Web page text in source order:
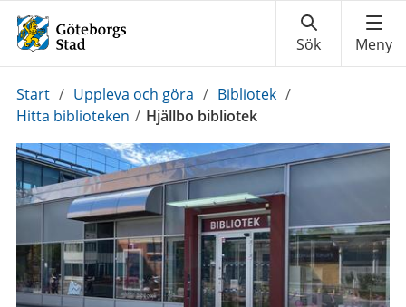
Du
är
Start / Uppleva och göra / Bibliotek /
Hitta biblioteken / Hjällbo bibliotek